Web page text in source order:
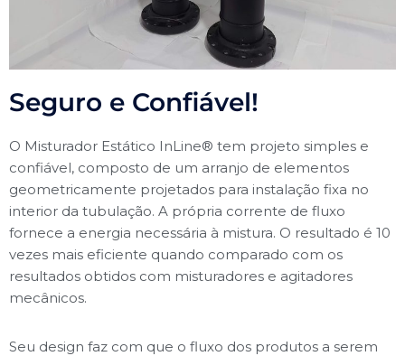
Seguro e Confiável!
O Misturador Estático InLine® tem projeto simples e
confiável, composto de um arranjo de elementos
geometricamente projetados para instalação fixa no
interior da tubulação. A própria corrente de fluxo
fornece a energia necessária à mistura. O resultado é 10
vezes mais eficiente quando comparado com os
resultados obtidos com misturadores e agitadores
mecânicos.
Seu design faz com que o fluxo dos produtos a serem